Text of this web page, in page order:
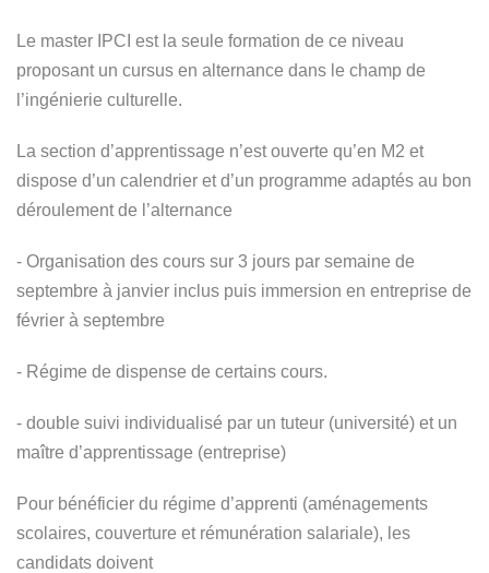
Le master IPCI est la seule formation de ce niveau
proposant un cursus en alternance dans le champ de
l’ingénierie culturelle.
La section d’apprentissage n’est ouverte qu’en M2 et
dispose d’un calendrier et d’un programme adaptés au bon
déroulement de l’alternance
- Organisation des cours sur 3 jours par semaine de
septembre à janvier inclus puis immersion en entreprise de
février à septembre
- Régime de dispense de certains cours.
- double suivi individualisé par un tuteur (université) et un
maître d’apprentissage (entreprise)
Pour bénéficier du régime d’apprenti (aménagements
scolaires, couverture et rémunération salariale), les
candidats doivent